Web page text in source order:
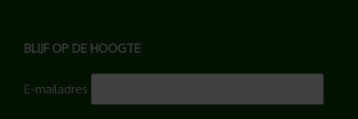
BLIJF OP DE HOOGTE
E-mailadres